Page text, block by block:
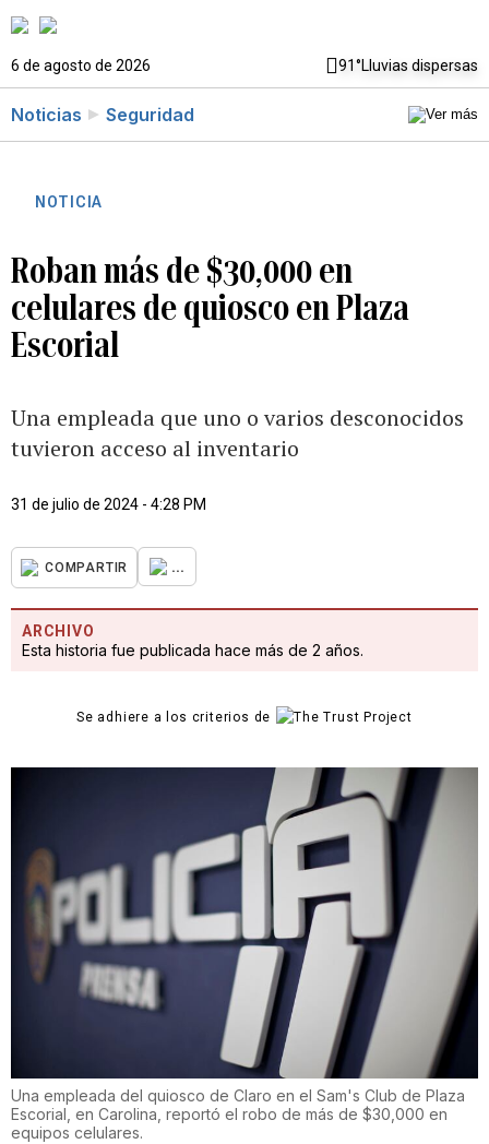
6 de agosto de 2026 91°Lluvias dispersas
Noticias Seguridad
NOTICIA
Roban más de $30,000 en
celulares de quiosco en Plaza
Escorial
Una empleada que uno o varios desconocidos
tuvieron acceso al inventario
31 de julio de 2024 - 4:28 PM
COMPARTIR ...
ARCHIVO
Esta historia fue publicada hace más de 2 años.
Se adhiere a los criterios de
Una empleada del quiosco de Claro en el Sam's Club de Plaza
Escorial, en Carolina, reportó el robo de más de $30,000 en
equipos celulares.